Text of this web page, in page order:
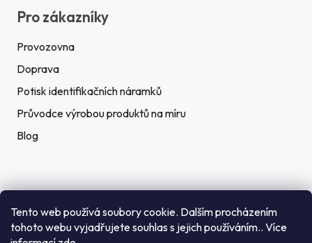
Tento web používá soubory cookie. Dalším procházením
tohoto webu vyjadřujete souhlas s jejich používáním.. Více
Pro zákazníky
Provozovna
Doprava
Potisk identifikačních náramků
Průvodce výrobou produktů na míru
Blog
Rychlé kontakty
Telefon: